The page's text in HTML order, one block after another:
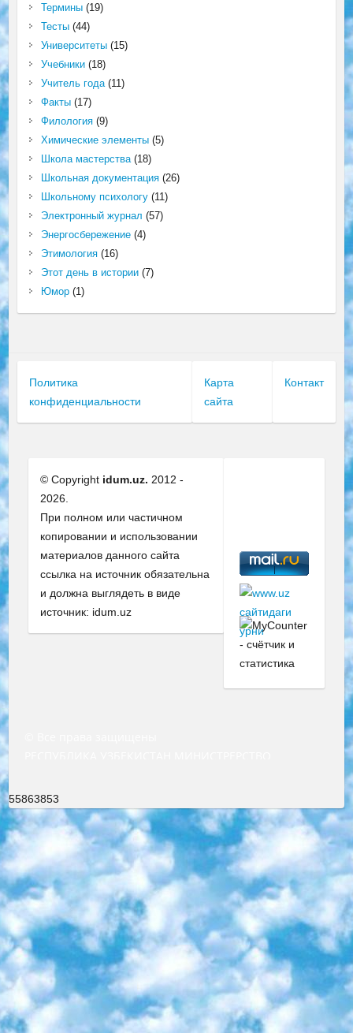
Термины(19)
Тесты(44)
Университеты(15)
Учебники(18)
Учитель года(11)
Факты(17)
Филология(9)
Химические элементы(5)
Школа мастерства(18)
Школьная документация(26)
Школьному психологу(11)
Электронный журнал (57)
Энергосбережение(4)
Этимология(16)
Этот день в истории(7)
Юмор(1)
Политика
конфиденциальности
Карта
сайта
Контакт
© Copyright idum.uz. 2012 -
2026.
При полном или частичном
копировании и использовании
материалов данного сайта
ссылка на источник обязательна
и должна выглядеть в виде
источник: idum.uz
55863853